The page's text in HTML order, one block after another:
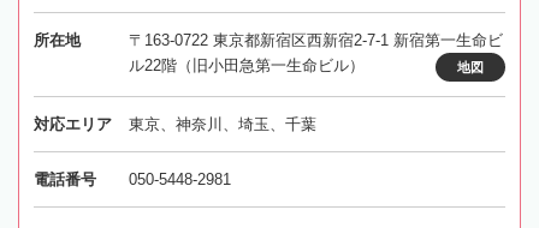
所在地
〒163-0722 東京都新宿区西新宿2-7-1 新宿第一生命ビ
ル22階（旧小田急第一生命ビル）
地図
対応エリア 東京、神奈川、埼玉、千葉
電話番号 050-5448-2981